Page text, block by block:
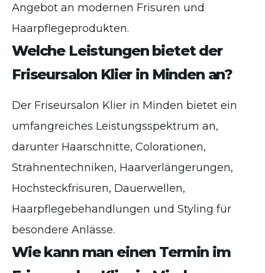
Angebot an modernen Frisuren und
Haarpflegeprodukten.
Welche Leistungen bietet der
Friseursalon Klier in Minden an?
Der Friseursalon Klier in Minden bietet ein
umfangreiches Leistungsspektrum an,
darunter Haarschnitte, Colorationen,
Strähnentechniken, Haarverlängerungen,
Hochsteckfrisuren, Dauerwellen,
Haarpflegebehandlungen und Styling für
besondere Anlässe.
Wie kann man einen Termin im